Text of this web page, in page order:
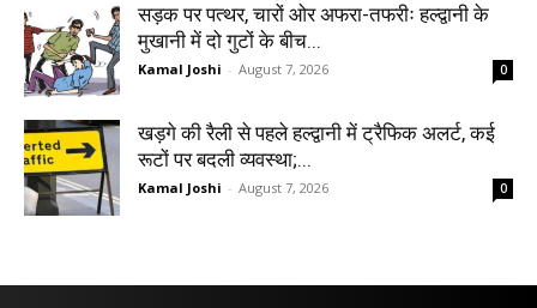
सड़क पर पत्थर, चारों ओर अफरा-तफरीः हल्द्वानी के
मुखानी में दो गुटों के बीच...
Kamal Joshi - August 7, 2026 0
खड़गे की रैली से पहले हल्द्वानी में ट्रैफिक अलर्ट, कई
रूटों पर बदली व्यवस्था;...
Kamal Joshi - August 7, 2026 0